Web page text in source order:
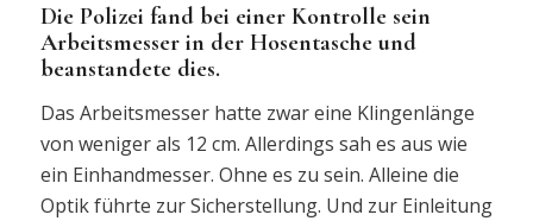
Die Polizei fand bei einer Kontrolle sein
Arbeitsmesser in der Hosentasche und
beanstandete dies.
Das Arbeitsmesser hatte zwar eine Klingenlänge
von weniger als 12 cm. Allerdings sah es aus wie
ein Einhandmesser. Ohne es zu sein. Alleine die
Optik führte zur Sicherstellung. Und zur Einleitung